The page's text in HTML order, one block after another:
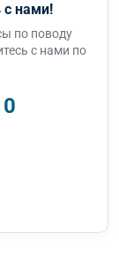
с нами!
по поводу
с нами по